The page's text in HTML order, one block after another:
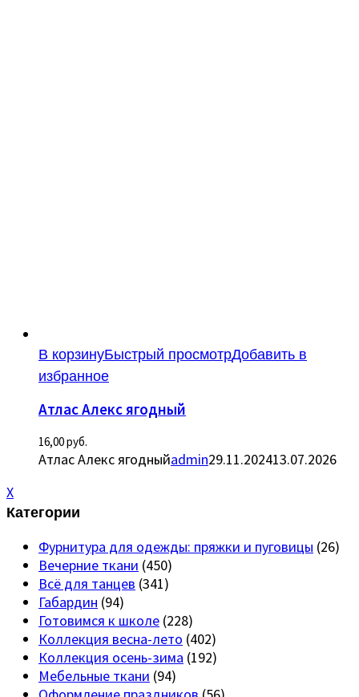
В корзинуБыстрый просмотрДобавить в
избранное
Атлас Алекс ягодный
16,00руб.
Атлас Алекс ягодныйadmin29.11.202413.07.2026
X
Категории
Фурнитура для одежды: пряжки и пуговицы (26)
Вечерние ткани (450)
Всё для танцев (341)
Габардин (94)
Готовимся к школе (228)
Коллекция весна-лето (402)
Коллекция осень-зима (192)
Мебельные ткани (94)